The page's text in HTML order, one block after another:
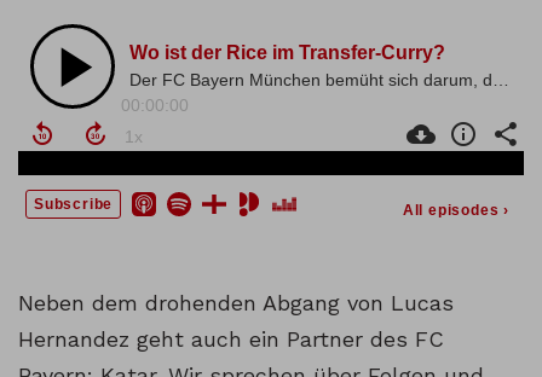
Neben dem drohenden Abgang von Lucas
Hernandez geht auch ein Partner des FC